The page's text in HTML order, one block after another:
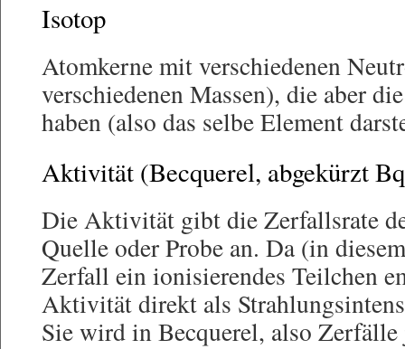
Isotop
Atomkerne mit verschiedenen
verschiedenen Massen), die aber
haben (also das selbe Element
Aktivität (Becquerel, abgekürzt
Die Aktivität gibt die Zerfallsrate
Quelle oder Probe an. Da (in
Zerfall ein ionisierendes Teilchen
Aktivität direkt als
Sie wird in Becquerel, also Zerfälle